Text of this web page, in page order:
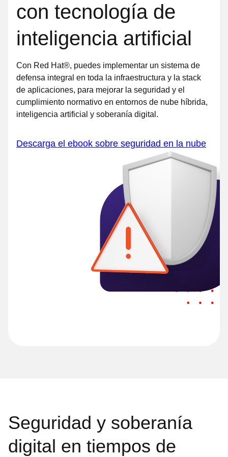
con tecnología de
inteligencia artificial
Con Red Hat®, puedes implementar un sistema de
defensa integral en toda la infraestructura y la stack
de aplicaciones, para mejorar la seguridad y el
cumplimiento normativo en entornos de nube híbrida,
inteligencia artificial y soberanía digital.
Descarga el ebook sobre seguridad en la nube
Seguridad y soberanía
digital en tiempos de